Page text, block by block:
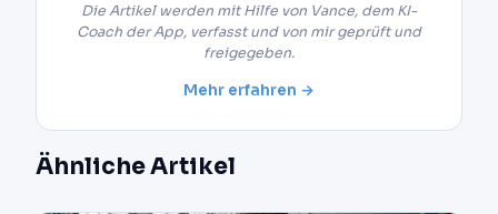
Die Artikel werden mit Hilfe von Vance, dem KI-
Coach der App, verfasst und von mir geprüft und
freigegeben.
Mehr erfahren →
Ähnliche Artikel